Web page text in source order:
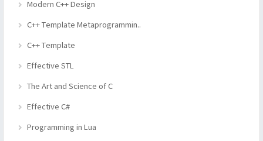
Modern C++ Design
C++ Template Metaprogrammin..
C++ Template
Effective STL
The Art and Science of C
Effective C#
Programming in Lua